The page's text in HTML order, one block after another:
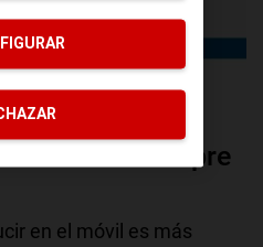
de la DGT
llevarlo siempre
en el móvil es más